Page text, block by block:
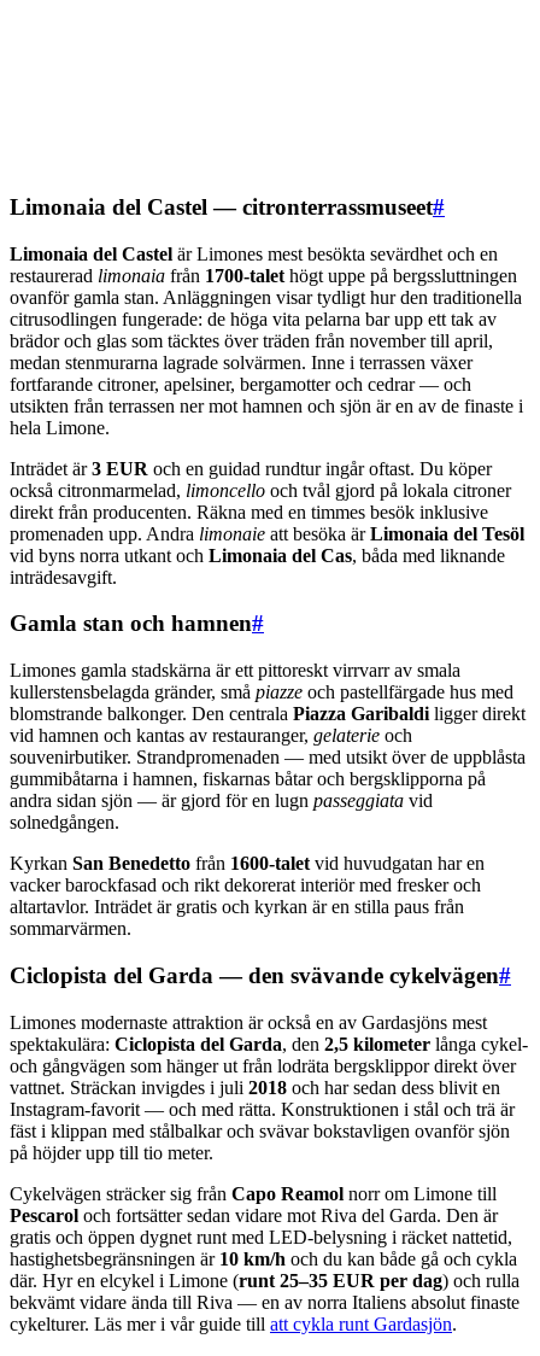
Limonaia del Castel — citronterrassmuseet#
Limonaia del Castel är Limones mest besökta sevärdhet och en
restaurerad limonaia från 1700-talet högt uppe på bergssluttningen
ovanför gamla stan. Anläggningen visar tydligt hur den traditionella
citrusodlingen fungerade: de höga vita pelarna bar upp ett tak av
brädor och glas som täcktes över träden från november till april,
medan stenmurarna lagrade solvärmen. Inne i terrassen växer
fortfarande citroner, apelsiner, bergamotter och cedrar — och
utsikten från terrassen ner mot hamnen och sjön är en av de finaste i
hela Limone.
Inträdet är3 EUR och en guidad rundtur ingår oftast. Du köper
också citronmarmelad, limoncello och tvål gjord på lokala citroner
direkt från producenten. Räkna med en timmes besök inklusive
promenaden upp. Andra limonaie att besöka ärLimonaia del Tesöl
vid byns norra utkant och Limonaia del Cas, båda med liknande
inträdesavgift.
Gamla stan och hamnen#
Limones gamla stadskärna är ett pittoreskt virrvarr av smala
kullerstensbelagda gränder, små piazze och pastellfärgade hus med
blomstrande balkonger. Den centrala Piazza Garibaldi ligger direkt
vid hamnen och kantas av restauranger, gelaterie och
souvenirbutiker. Strandpromenaden — med utsikt över de uppblåsta
gummibåtarna i hamnen, fiskarnas båtar och bergsklipporna på
andra sidan sjön — är gjord för en lugn passeggiata vid
solnedgången.
Kyrkan San Benedetto från 1600-talet vid huvudgatan har en
vacker barockfasad och rikt dekorerat interiör med fresker och
altartavlor. Inträdet är gratis och kyrkan är en stilla paus från
sommarvärmen.
Ciclopista del Garda — den svävande cykelvägen#
Limones modernaste attraktion är också en av Gardasjöns mest
spektakulära: Ciclopista del Garda, den 2,5 kilometer långa cykel-
och gångvägen som hänger ut från lodräta bergsklippor direkt över
vattnet. Sträckan invigdes i juli 2018 och har sedan dess blivit en
Instagram-favorit — och med rätta. Konstruktionen i stål och trä är
fäst i klippan med stålbalkar och svävar bokstavligen ovanför sjön
på höjder upp till tio meter.
Cykelvägen sträcker sig från Capo Reamol norr om Limone till
Pescarol och fortsätter sedan vidare mot Riva del Garda. Den är
gratis och öppen dygnet runt med LED-belysning i räcket nattetid,
hastighetsbegränsningen är 10 km/h och du kan både gå och cykla
där. Hyr en elcykel i Limone (runt 25–35 EUR per dag) och rulla
bekvämt vidare ända till Riva — en av norra Italiens absolut finaste
cykelturer. Läs mer i vår guide till att cykla runt Gardasjön.